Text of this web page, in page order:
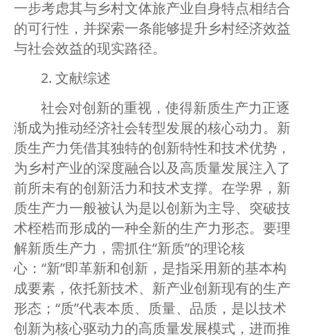
一步考虑其与乡村文体旅产业自身特点相结合
的可行性，并探索一条能够提升乡村经济效益
与社会效益的现实路径。
2. 文献综述
社会对创新的重视，使得新质生产力正逐
渐成为推动经济社会转型发展的核心动力。新
质生产力凭借其独特的创新特性和技术优势，
为乡村产业的深度融合以及高质量发展注入了
前所未有的创新活力和技术支撑。在学界，新
质生产力一般被认为是以创新为主导、突破技
术桎梏而形成的一种全新的生产力形态。要理
解新质生产力，需抓住“新质”的理论核
心：“新”即革新和创新，是指采用新的基本构
成要素，依托新技术、新产业创新现有的生产
形态；“质”代表本质、质量、品质，是以技术
创新为核心驱动力的高质量发展模式，进而推